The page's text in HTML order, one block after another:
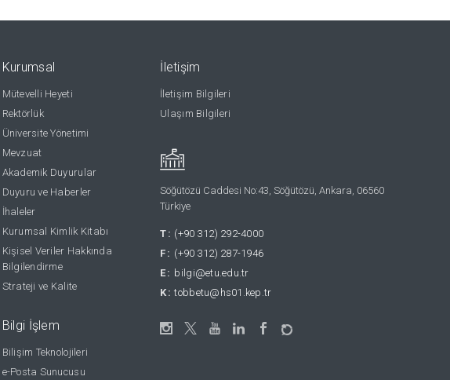
Kurumsal
Mütevelli Heyeti
Rektörlük
Üniversite Yönetimi
Mevzuat
Akademik Duyurular
Duyuru ve Haberler
İhaleler
Kurumsal Kimlik Kitabı
Kişisel Veriler Hakkında
Bilgilendirme
Strateji ve Kalite
Bilgi İşlem
Bilişim Teknolojileri
e-Posta Sunucusu
İletişim
İletişim Bilgileri
Ulaşım Bilgileri
Söğütözü Caddesi No:43, Söğütözü, Ankara, 06560
Türkiye
T: (+90 312) 292-4000
F: (+90 312) 287-1946
E: bilgi@etu.edu.tr
K: tobbetu@hs01.kep.tr